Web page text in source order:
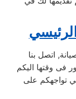
فى وقتها اليكم
تواجهكم على